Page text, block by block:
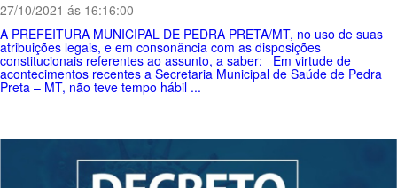
27/10/2021 ás 16:16:00
A PREFEITURA MUNICIPAL DE PEDRA PRETA/MT, no uso de suas
atribuições legais, e em consonância com as disposições
constitucionais referentes ao assunto, a saber: Em virtude de
acontecimentos recentes a Secretaria Municipal de Saúde de Pedra
Preta – MT, não teve tempo hábil ...